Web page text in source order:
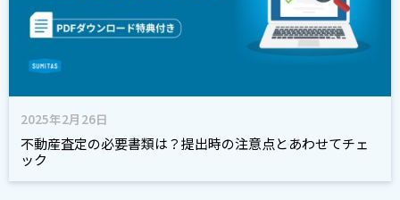
2025年2月26日
不動産査定の必要書類は？提出時の注意点とあわせてチェ
ック